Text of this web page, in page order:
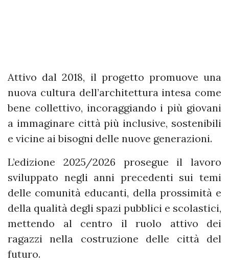
Attivo dal 2018, il progetto promuove una
nuova cultura dell’architettura intesa come
bene collettivo, incoraggiando i più giovani
a immaginare città più inclusive, sostenibili
e vicine ai bisogni delle nuove generazioni.
L’edizione 2025/2026 prosegue il lavoro
sviluppato negli anni precedenti sui temi
delle comunità educanti, della prossimità e
della qualità degli spazi pubblici e scolastici,
mettendo al centro il ruolo attivo dei
ragazzi nella costruzione delle città del
futuro.